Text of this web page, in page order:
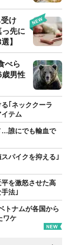
け
先に
】
べら
男性
｢ネッククーラ
テム
…誰にでも輸血で
パイクを抑える｣
を激怒させた高
法｣
トナムが各国から
ワケ